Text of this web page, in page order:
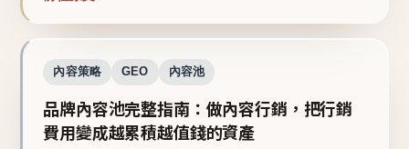
內容策略 GEO 內容池
品牌內容池完整指南：做內容行銷，把行銷
費用變成越累積越值錢的資產